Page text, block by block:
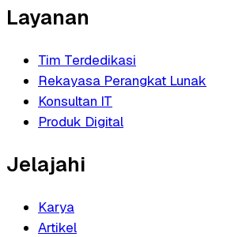
Layanan
Tim Terdedikasi
Rekayasa Perangkat Lunak
Konsultan IT
Produk Digital
Jelajahi
Karya
Artikel